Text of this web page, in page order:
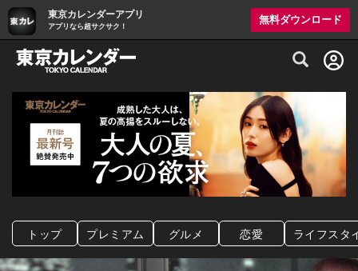
東京カレンダーアプリ
アプリなら超サクサク！
無料ダウンロード
グルメ情報・プレミアムレストラン予約
トップ プレミアム グルメ 恋愛 ライフスタ